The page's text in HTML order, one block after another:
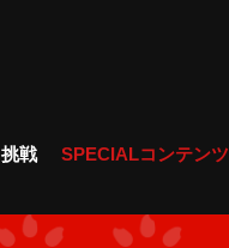
挑戦 SPECIALコンテンツ